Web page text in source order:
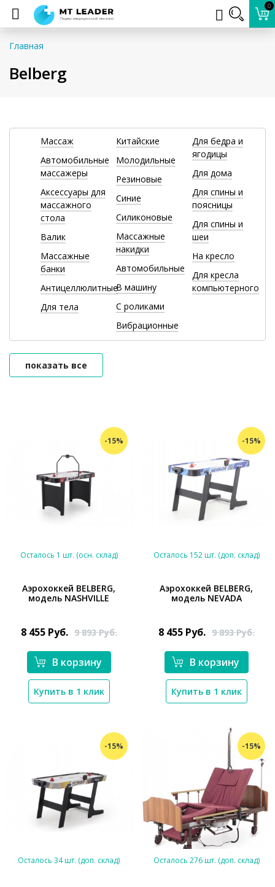
0
Главная
Belberg
Массаж
Автомобильные
массажеры
Аксессуары для
массажного
стола
Валик
Массажные
банки
Антицеллюлитные
Для тела
Китайские
Молодильные
Резиновые
Синие
Силиконовые
Массажные
накидки
Автомобильные
В машину
С роликами
Вибрационные
Для бедра и
ягодицы
Для дома
Для спины и
поясницы
Для спины и
шеи
На кресло
Для кресла
компьютерного
показать все
-15%
*}
Осталось 1 шт. (осн. склад)
Аэрохоккей BELBERG,
модель NASHVILLE
8 455 Руб. 9 893Руб.
В корзину
Купить в 1 клик
-15%
*}
Осталось 152 шт. (доп. склад)
Аэрохоккей BELBERG,
модель NEVADA
8 455 Руб. 9 893Руб.
В корзину
Купить в 1 клик
-15%
Осталось 34 шт. (доп. склад)
-15%
Осталось 276 шт. (доп. склад)